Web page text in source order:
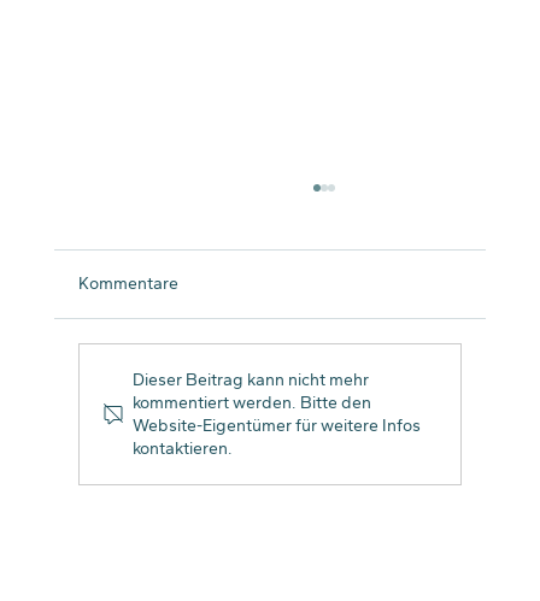
Kommentare
Dieser Beitrag kann nicht mehr
kommentiert werden. Bitte den
Website-Eigentümer für weitere Infos
kontaktieren.